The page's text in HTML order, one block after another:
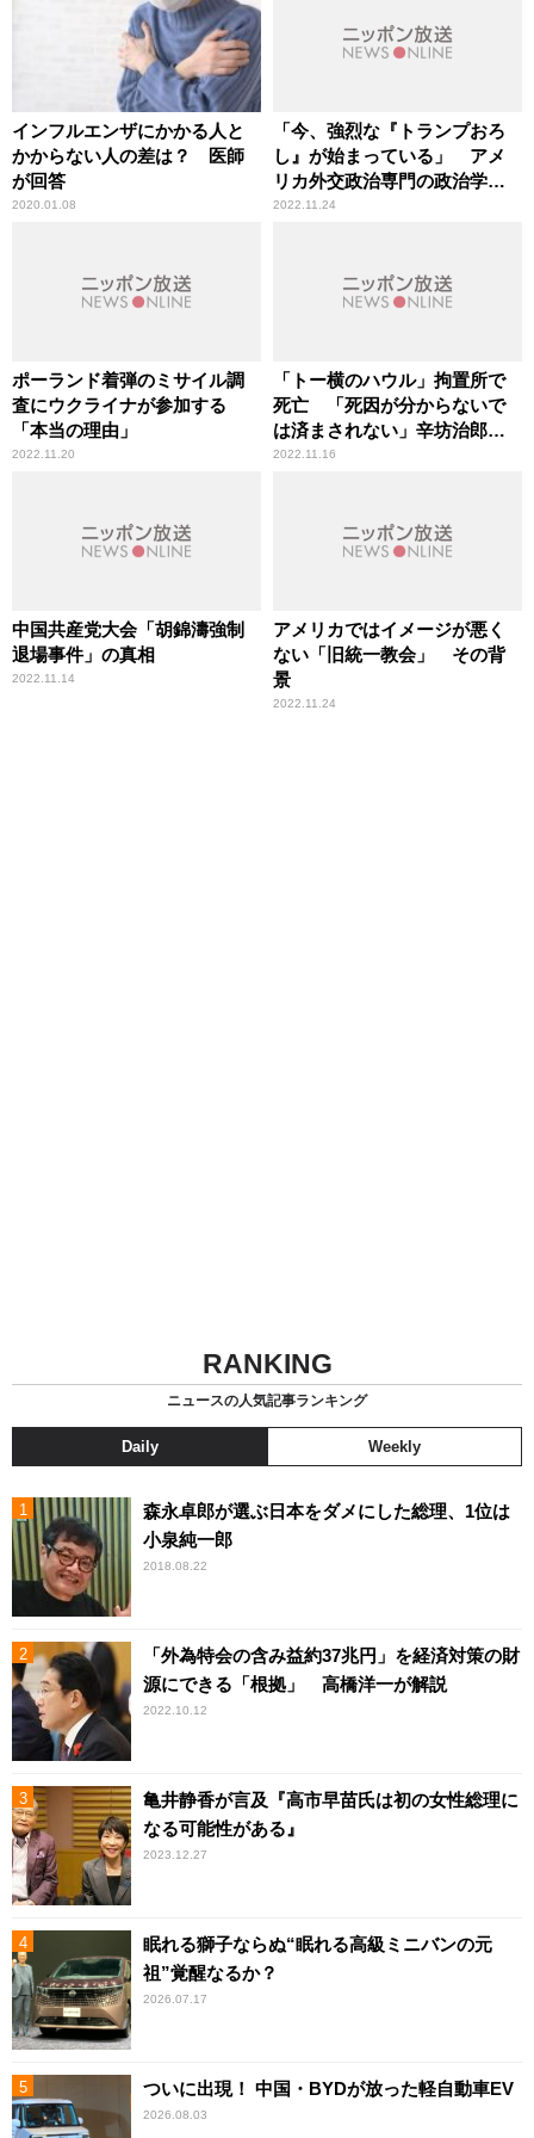
インフルエンザにかかる人と
かからない人の差は？ 医師
が回答
2020.01.08
「今、強烈な『トランプおろ
し』が始まっている」 アメ
リカ外交政治専門の政治学者
が指摘
2022.11.24
ポーランド着弾のミサイル調
査にウクライナが参加する
「本当の理由」
2022.11.20
「トー横のハウル」拘置所で
死亡 「死因が分からないで
は済まされない」辛坊治郎が
指摘
2022.11.16
中国共産党大会「胡錦濤強制
退場事件」の真相
2022.11.14
アメリカではイメージが悪く
ない「旧統一教会」 その背
景
2022.11.24
RANKING
ニュースの人気記事ランキング
Daily Weekly
森永卓郎が選ぶ日本をダメにした総理、1位は
小泉純一郎
2018.08.22
「外為特会の含み益約37兆円」を経済対策の財
源にできる「根拠」 高橋洋一が解説
2022.10.12
亀井静香が言及『高市早苗氏は初の女性総理に
なる可能性がある』
2023.12.27
眠れる獅子ならぬ“眠れる高級ミニバンの元
祖”覚醒なるか？
2026.07.17
ついに出現！ 中国・BYDが放った軽自動車EV
2026.08.03